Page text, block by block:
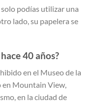
podías utilizar una
lado, su papelera se
40 años?
en el Museo de la
en Mountain View,
en la ciudad de